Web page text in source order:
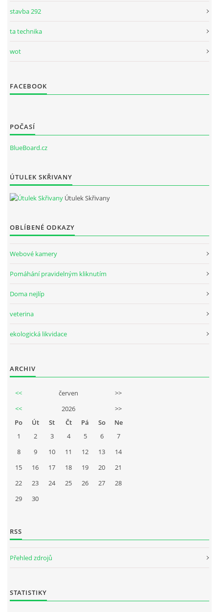
stavba 292
ta technika
wot
FACEBOOK
POČASÍ
BlueBoard.cz
ÚTULEK SKŘIVANY
Útulek Skřivany
OBLÍBENÉ ODKAZY
Webové kamery
Pomáhání pravidelným kliknutím
Doma nejlíp
veterina
ekologická likvidace
ARCHIV
<< červen
>>
<<
2026
>>
Po
Út St Čt Pá So
Ne
1
2 3 4 5 6
7
8
9 10 11 12 13
14
15
16 17 18 19 20
21
22
23 24 25 26 27
28
29
30
RSS
Přehled zdrojů
STATISTIKY